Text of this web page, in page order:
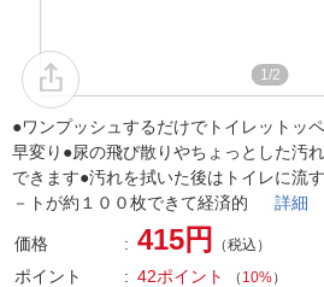
1/2
●ワンプッシュするだけでトイレットッ
早変り●尿の飛び散りやちょっとした汚
できます●汚れを拭いた後はトイレに流
－トが約１００枚できて経済的 詳細
価格 415円 （税込）
ポイント 42ポイント （ 10%）